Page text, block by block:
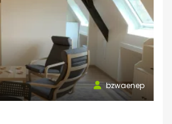
bzwaenep